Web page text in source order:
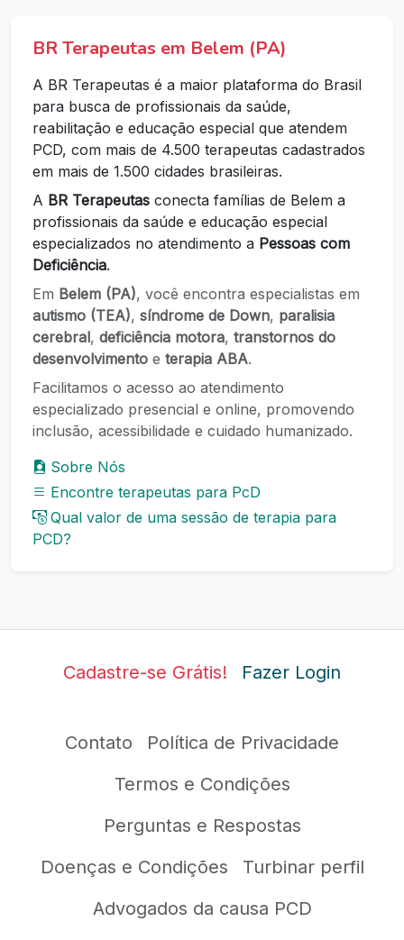
BR Terapeutas em Belem (PA)
A BR Terapeutas é a maior plataforma do Brasil
para busca de profissionais da saúde,
reabilitação e educação especial que atendem
PCD, com mais de 4.500 terapeutas cadastrados
em mais de 1.500 cidades brasileiras.
A BR Terapeutas conecta famílias de Belem a
profissionais da saúde e educação especial
especializados no atendimento a Pessoas com
Deficiência.
Em Belem (PA), você encontra especialistas em
autismo (TEA), síndrome de Down, paralisia
cerebral, deficiência motora, transtornos do
desenvolvimento e terapia ABA.
Facilitamos o acesso ao atendimento
especializado presencial e online, promovendo
inclusão, acessibilidade e cuidado humanizado.
Sobre Nós
Encontre terapeutas para PcD
Qual valor de uma sessão de terapia para
PCD?
Cadastre-se Grátis! Fazer Login
Contato
Política de Privacidade
Termos e Condições
Perguntas e Respostas
Doenças e Condições
Turbinar perfil
Advogados da causa PCD